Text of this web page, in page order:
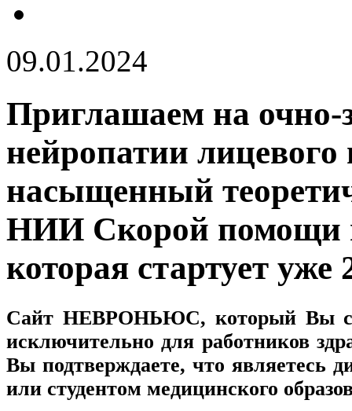
09.01.2024
Приглашаем на очно-
нейропатии
насыщенный
НИИ Скорой помощи
которая стартует уже
Сайт НЕВРОНЬЮС, который Вы
исключительно для работников
Вы подтверждаете, что являетесь
или студентом медицинского